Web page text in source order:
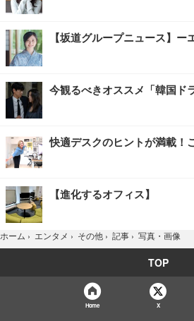
【坂道グループニュース】
今観るべきオススメ「韓国ド
快適デスクのヒントが満載！
【進化するオフィス】
ホーム › エンタメ › その他 › 記事 › 写真・画像
TOP
Home X